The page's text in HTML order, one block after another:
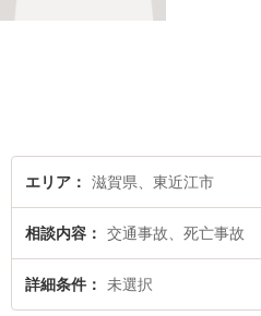
エリア 滋賀県、東近江市
相談内容 交通事故、死亡事故
詳細条件 未選択